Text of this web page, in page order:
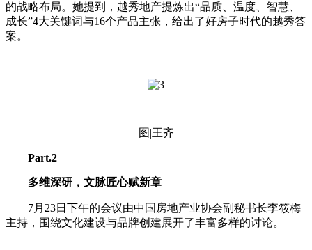
的战略布局。她提到，越秀地产提炼出“品质、温度、智慧、
成长”4大关键词与16个产品主张，给出了好房子时代的越秀答
案。
图|王齐
Part.2
多维深研，文脉匠心赋新章
7月23日下午的会议由中国房地产业协会副秘书长李筱梅
主持，围绕文化建设与品牌创建展开了丰富多样的讨论。